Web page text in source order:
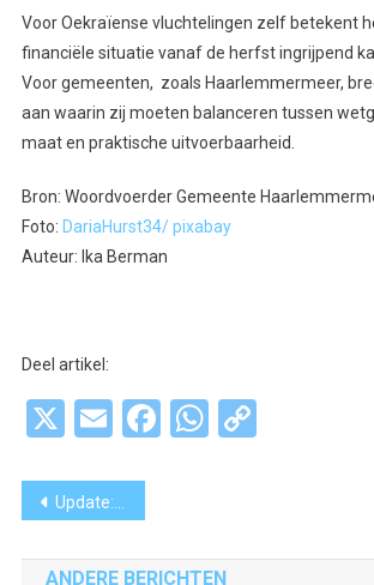
Voor Oekraïense vluchtelingen zelf betekent
financiële situatie vanaf de herfst ingrijpend
Voor gemeenten, zoals Haarlemmermeer,
aan waarin zij moeten balanceren tussen
maat en praktische uitvoerbaarheid.
Bron: Woordvoerder Gemeente
Foto: DariaHurst34/ pixabay
Auteur: Ika Berman
Deel artikel:
X EmailFacebook
WhatsApp
Bericht
navigatie
Update: Onderzoek asfalt en fundering N231 in Aalsmeer en De Kwakel niet 13 oktober tot 14 november 2025 maar 20 oktober tot 14 november 2025
ANDERE BERICHTEN